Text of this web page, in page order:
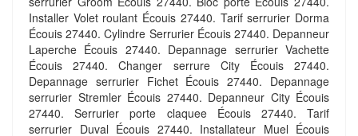
Installer Volet roulant Écouis 27440. Tarif serrurier Dorma
Écouis 27440. Cylindre Serrurier Écouis 27440. Depanneur
Laperche Écouis 27440. Depannage serrurier Vachette
Écouis 27440. Changer serrure City Écouis 27440.
Depannage serrurier Fichet Écouis 27440. Depannage
serrurier Stremler Écouis 27440. Depanneur City Écouis
27440. Serrurier porte claquee Écouis 27440. Tarif
serrurier Duval Écouis 27440. Installateur Muel Écouis